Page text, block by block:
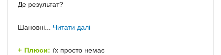
Де результат?
Шановні... Читати далі
Плюси: їх просто немає